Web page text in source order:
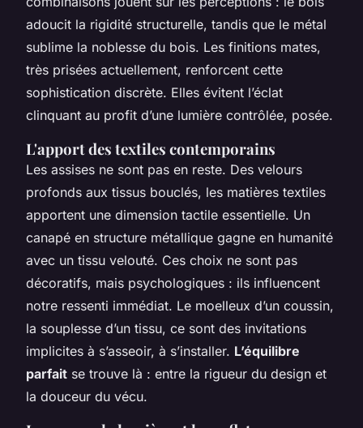
adoucit la rigidité structurelle, tandis que le métal
sublime la noblesse du bois. Les finitions mates,
très prisées actuellement, renforcent cette
sophistication discrète. Elles évitent l’éclat
clinquant au profit d’une lumière contrôlée, posée.
L'apport des textiles contemporains
Les assises ne sont pas en reste. Des velours
profonds aux tissus bouclés, les matières textiles
apportent une dimension tactile essentielle. Un
canapé en structure métallique gagne en humanité
avec un tissu velouté. Ces choix ne sont pas
décoratifs, mais psychologiques : ils influencent
notre ressenti immédiat. Le moelleux d’un coussin,
la souplesse d’un tissu, ce sont des invitations
implicites à s’asseoir, à s’installer. L’équilibre
parfait se trouve là : entre la rigueur du design et
la douceur du vécu.